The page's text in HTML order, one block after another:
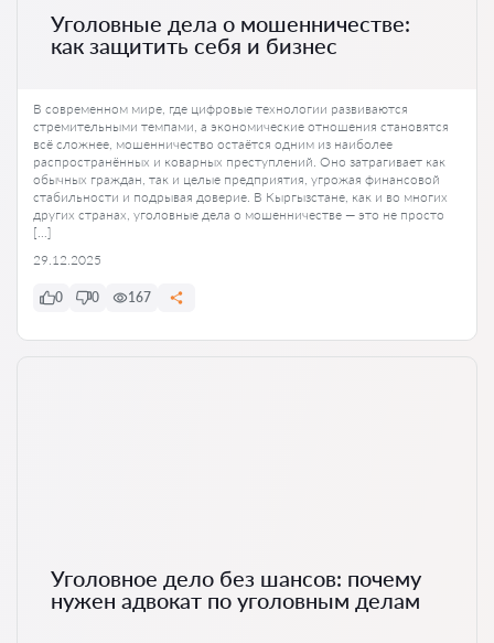
Уголовные дела о мошенничестве:
как защитить себя и бизнес
В современном мире, где цифровые технологии развиваются
стремительными темпами, а экономические отношения становятся
всё сложнее, мошенничество остаётся одним из наиболее
распространённых и коварных преступлений. Оно затрагивает как
обычных граждан, так и целые предприятия, угрожая финансовой
стабильности и подрывая доверие. В Кыргызстане, как и во многих
других странах, уголовные дела о мошенничестве — это не просто
[…]
29.12.2025
0 0 167
Уголовное дело без шансов: почему
нужен адвокат по уголовным делам